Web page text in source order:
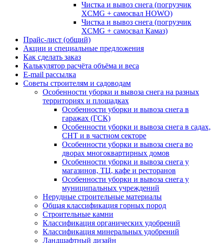
Чистка и вывоз снега (погрузчик
XCMG + самосвал HOWO)
Чистка и вывоз снега (погрузчик
XCMG + самосвал Камаз)
Прайс-лист (общий)
Акции и специальные предложения
Как сделать заказ
Калькулятор расчёта объёма и веса
E-mail рассылка
Советы строителям и садоводам
Особенности уборки и вывоза снега на разных
территориях и площадках
Особенности уборки и вывоза снега в
гаражах (ГСК)
Особенности уборки и вывоза снега в садах,
СНТ и в частном секторе
Особенности уборки и вывоза снега во
дворах многоквартирных домов
Особенности уборки и вывоза снега у
магазинов, ТЦ, кафе и ресторанов
Особенности уборки и вывоза снега у
муниципальных учреждений
Нерудные строительные материалы
Общая классификация горных пород
Строительные камни
Классификация органических удобрений
Классификация минеральных удобрений
Ландшафтный дизайн